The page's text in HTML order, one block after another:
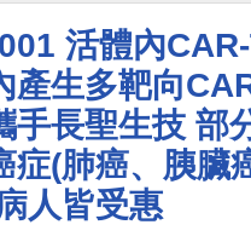
活體內
產生多靶向
手長聖生技 部
症(肺癌、胰臟
人皆受惠